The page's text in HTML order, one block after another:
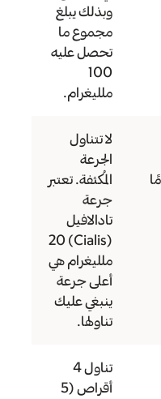
وبذلك يبلغ
مجموع ما
تحصل عليه
100
ملليغرام.
لا تتناول
الجرعة
المُكثفة. تعتبر
جرعة
تادالافيل
(Cialis) 20
ملليغرام هي
أعلى جرعة
ينبغي عليك
تناولها.
تناول 4
أقراص (5